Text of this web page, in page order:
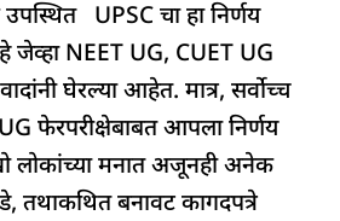
उपस्थित UPSC चा हा निर्णय
NEET UG, CUET UG
घेरल्या आहेत. मात्र, सर्वोच्च
फेरपरीक्षेबाबत आपला निर्णय
लोकांच्या मनात अजूनही अनेक
तथाकथित बनावट कागदपत्रे